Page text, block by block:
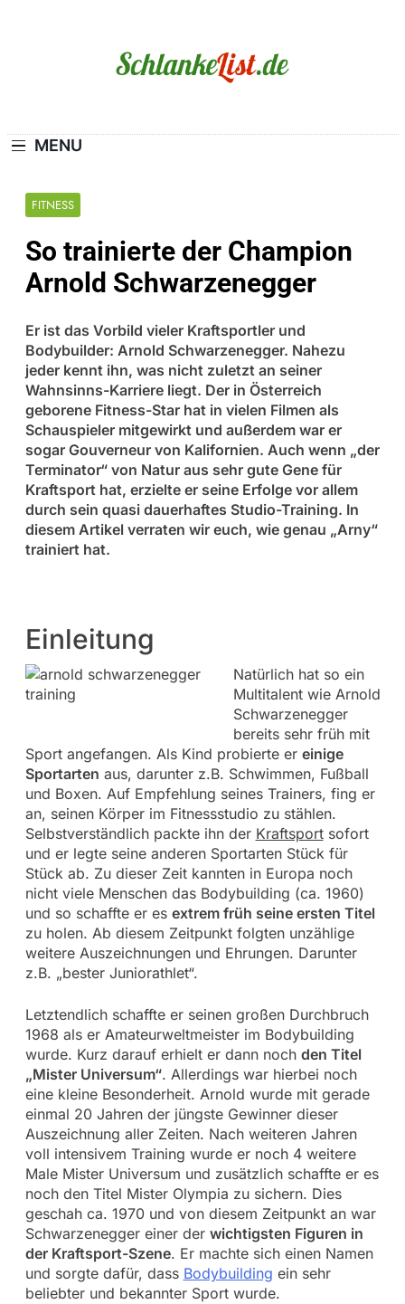
MENU
FITNESS
So trainierte der Champion
Arnold Schwarzenegger
Er ist das Vorbild vieler Kraftsportler und
Bodybuilder: Arnold Schwarzenegger. Nahezu
jeder kennt ihn, was nicht zuletzt an seiner
Wahnsinns-Karriere liegt. Der in Österreich
geborene Fitness-Star hat in vielen Filmen als
Schauspieler mitgewirkt und außerdem war er
sogar Gouverneur von Kalifornien. Auch wenn „der
Terminator“ von Natur aus sehr gute Gene für
Kraftsport hat, erzielte er seine Erfolge vor allem
durch sein quasi dauerhaftes Studio-Training. In
diesem Artikel verraten wir euch, wie genau „Arny“
trainiert hat.
Einleitung
Natürlich hat so ein
Multitalent wie Arnold
Schwarzenegger
bereits sehr früh mit
Sport angefangen. Als Kind probierte er einige
Sportarten aus, darunter z.B. Schwimmen, Fußball
und Boxen. Auf Empfehlung seines Trainers, fing er
an, seinen Körper im Fitnessstudio zu stählen.
Selbstverständlich packte ihn der Kraftsportsofort
und er legte seine anderen Sportarten Stück für
Stück ab. Zu dieser Zeit kannten in Europa noch
nicht viele Menschen das Bodybuilding (ca. 1960)
und so schaffte er es extrem früh seine ersten Titel
zu holen. Ab diesem Zeitpunkt folgten unzählige
weitere Auszeichnungen und Ehrungen. Darunter
z.B. „bester Juniorathlet“.
Letztendlich schaffte er seinen großen Durchbruch
1968 als er Amateurweltmeister im Bodybuilding
wurde. Kurz darauf erhielt er dann noch den Titel
„Mister Universum“. Allerdings war hierbei noch
eine kleine Besonderheit. Arnold wurde mit gerade
einmal 20 Jahren der jüngste Gewinner dieser
Auszeichnung aller Zeiten. Nach weiteren Jahren
voll intensivem Training wurde er noch 4 weitere
Male Mister Universum und zusätzlich schaffte er es
noch den Titel Mister Olympia zu sichern. Dies
geschah ca. 1970 und von diesem Zeitpunkt an war
Schwarzenegger einer der wichtigsten Figuren in
der Kraftsport-Szene. Er machte sich einen Namen
und sorgte dafür, dass Bodybuilding ein sehr
beliebter und bekannter Sport wurde.